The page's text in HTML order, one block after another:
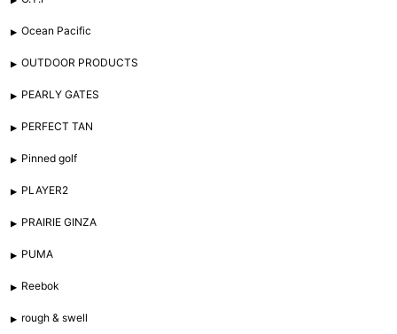
Ocean Pacific
OUTDOOR PRODUCTS
PEARLY GATES
PERFECT TAN
Pinned golf
PLAYER2
PRAIRIE GINZA
PUMA
Reebok
rough & swell